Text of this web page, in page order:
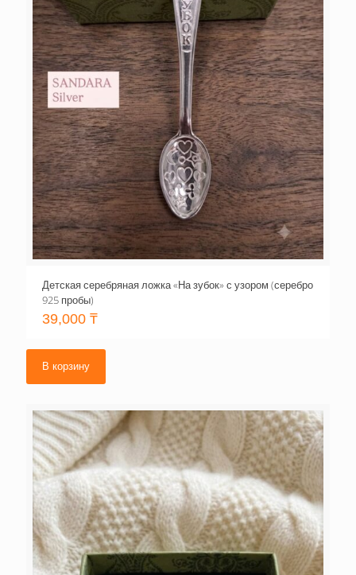
Детская серебряная ложка «На зубок» с узором (серебро
925 пробы)
39,000 ₸
В корзину